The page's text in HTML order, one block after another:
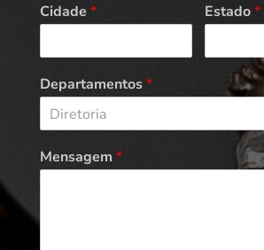
Cidade * Estado*
Departamentos*
Diretoria
Mensagem *